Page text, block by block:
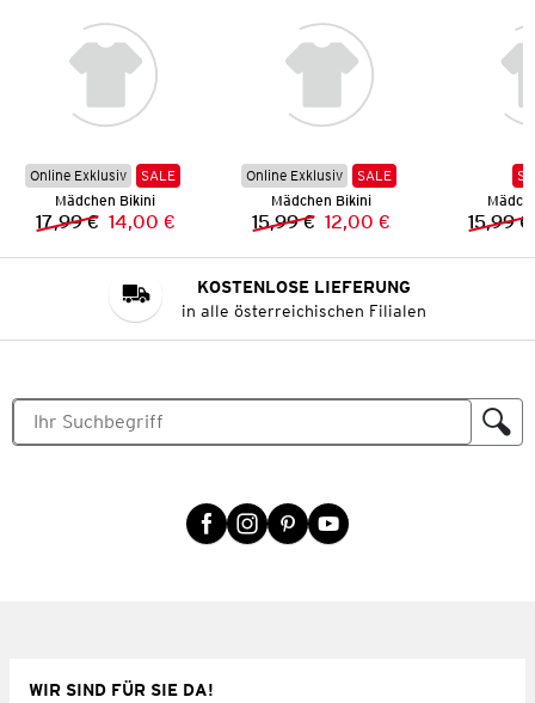
Online Exklusiv
SALE
Mädchen Bikini
Vorheriger Preis:
17,99 € Neuer Preis:
14,00 €
Online Exklusiv
SALE
Mädchen Bikini
Vorheriger Preis:
15,99 € Neuer Preis:
12,00 € 15,99 €
KOSTENLOSE LIEFERUNG
in alle österreichischen Filialen
WIR SIND FÜR SIE DA!